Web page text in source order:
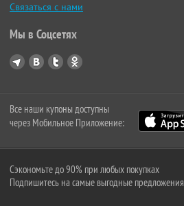
Связаться с нами
Мы в Соцсетях
Все наши купоны доступны
через Мобильное Приложение:
Сэкономьте до 90% при любых покупках
Подпишитесь на самые выгодные предложения